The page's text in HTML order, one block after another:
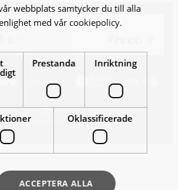
webbplats samtycker du till alla
med vår cookiepolicy.
Prestanda Inriktning
Oklassificerade
ACCEPTERA ALLA